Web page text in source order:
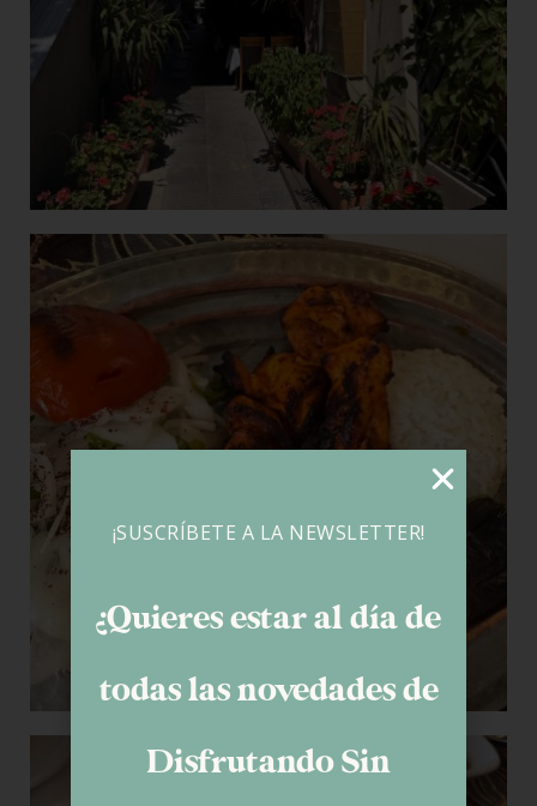
¡SUSCRÍBETE A LA NEWSLETTER!
¿Quieres estar al día de
todas las novedades de
Disfrutando Sin